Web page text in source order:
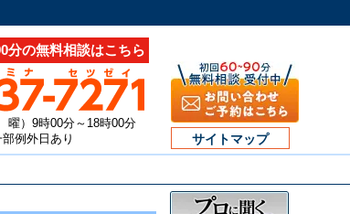
分の無料相談はこちら
）9時00分～18時00分
例外日あり
サイトマップ